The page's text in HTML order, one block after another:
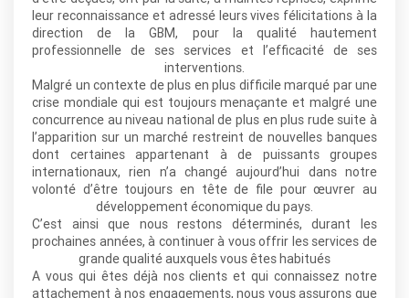
leur reconnaissance et adressé leurs vives félicitations à la
direction de la GBM, pour la qualité hautement
professionnelle de ses services et l’efficacité de ses
interventions.
Malgré un contexte de plus en plus difficile marqué par une
crise mondiale qui est toujours menaçante et malgré une
concurrence au niveau national de plus en plus rude suite à
l’apparition sur un marché restreint de nouvelles banques
dont certaines appartenant à de puissants groupes
internationaux, rien n’a changé aujourd’hui dans notre
volonté d’être toujours en tête de file pour œuvrer au
développement économique du pays.
C’est ainsi que nous restons déterminés, durant les
prochaines années, à continuer à vous offrir les services de
grande qualité auxquels vous êtes habitués
A vous qui êtes déjà nos clients et qui connaissez notre
attachement à nos engagements, nous vous assurons que